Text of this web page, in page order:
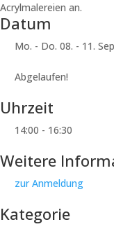
Acrylmalereien an.
Datum
Mo. - Do. 08. - 11.
Abgelaufen!
Uhrzeit
14:00 - 16:30
Weitere
zur Anmeldung
Kategorie